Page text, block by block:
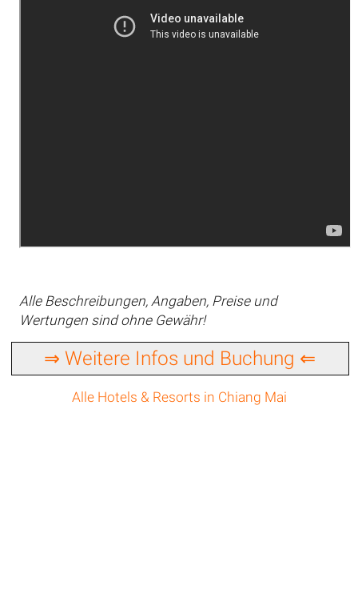
Alle Beschreibungen, Angaben, Preise und
Wertungen sind ohne Gewähr!
⇒ Weitere Infos und Buchung ⇐
Alle Hotels & Resorts in Chiang Mai